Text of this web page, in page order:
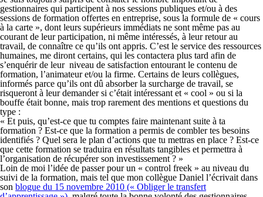
gestionnaires qui participent à nos sessions publiques et/ou à des
sessions de formation offertes en entreprise, sous la formule de « cours
à la carte », dont leurs supérieurs immédiats ne sont même pas au
courant de leur participation, ni même intéressés, à leur retour au
travail, de connaître ce qu’ils ont appris. C’est le service des ressources
humaines, me diront certains, qui les contactera plus tard afin de
s’enquérir de leur niveau de satisfaction entourant le contenu de
formation, l’animateur et/ou la firme. Certains de leurs collègues,
informés parce qu’ils ont dû absorber la surcharge de travail, se
risqueront à leur demander si c’était intéressant et « cool » ou si la
bouffe était bonne, mais trop rarement des mentions et questions du
type :
« Et puis, qu’est-ce que tu comptes faire maintenant suite à ta
formation ? Est-ce que la formation a permis de combler tes besoins
identifiés ? Quel sera le plan d’actions que tu mettras en place ? Est-ce
que cette formation se traduira en résultats tangibles et permettra à
l’organisation de récupérer son investissement ? »
Loin de moi l’idée de passer pour un « control freek » au niveau du
suivi de la formation, mais tel que mon collègue Daniel l’écrivait dans
son blogue du 15 novembre 2010 (« Obliger le transfert